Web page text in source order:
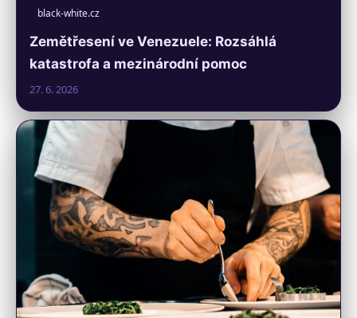
black-white.cz
Zemětřesení ve Venezuele: Rozsáhlá
katastrofa a mezinárodní pomoc
27. 6. 2026